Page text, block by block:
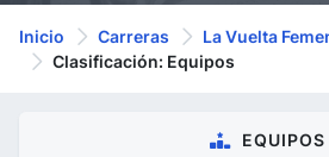
Inicio Carreras
La Vuelta
Clasificación: Equipos
EQUIPOS